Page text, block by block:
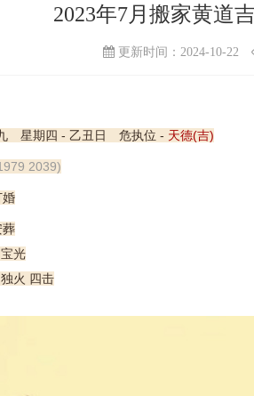
2023年7月搬家黄道
更新时间：2024-10-22
星期四 - 乙丑日 危执位 - 天德(吉)
2039)
婚
葬
光
火 四击